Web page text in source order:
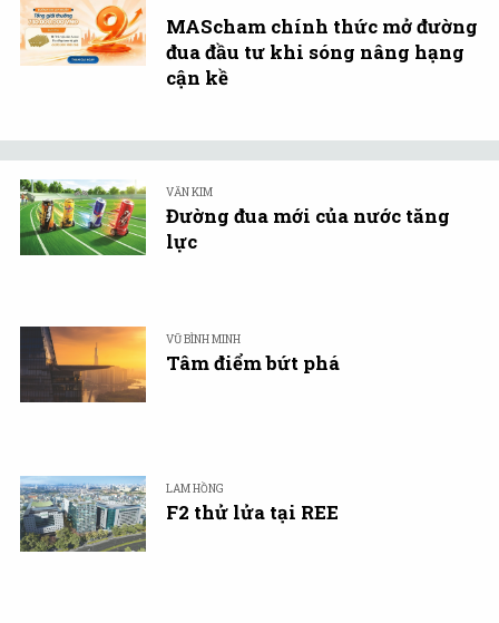
MAScham chính thức mở đường
đua đầu tư khi sóng nâng hạng
cận kề
VĂN KIM
Đường đua mới của nước tăng
lực
VŨ BÌNH MINH
Tâm điểm bứt phá
LAM HỒNG
F2 thử lửa tại REE